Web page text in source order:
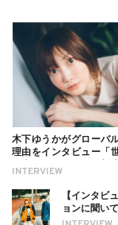
INTERVIEW
木下ゆうかがグローバ
理由をインタビュー「
ついても
【インタビ
ョンに聞い